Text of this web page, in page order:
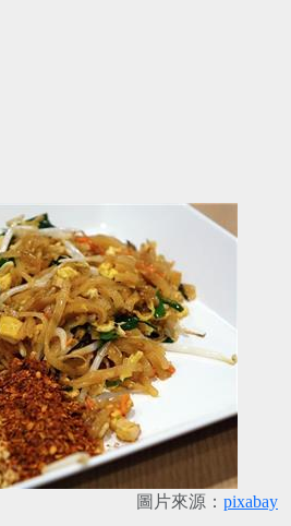
圖片來源： pixabay